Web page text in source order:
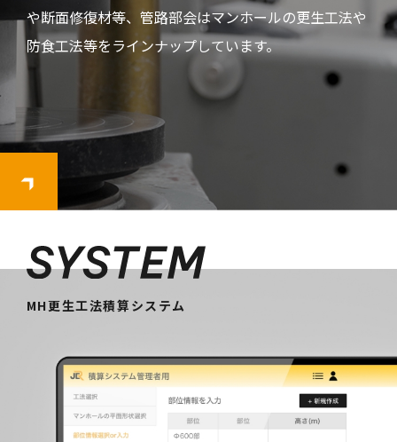
や断面修復材等、管路部会はマンホールの更生工法や
防食工法等をラインナップしています。
MH更生工法積算システム